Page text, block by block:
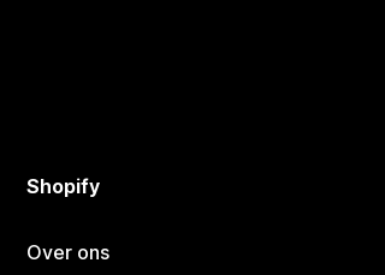
Shopify
Over ons